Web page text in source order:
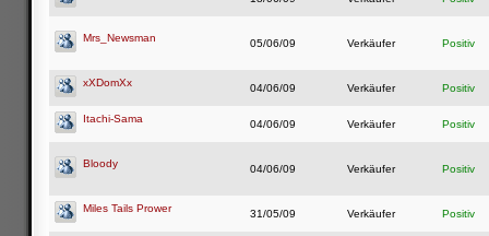
Mrs_Newsman 05/06/09 Verkäufer Positiv
xXDomXx 04/06/09 Verkäufer Positiv
Itachi-Sama 04/06/09 Verkäufer Positiv
Bloody 04/06/09 Verkäufer Positiv
Miles Tails Prower 31/05/09 Verkäufer Positiv